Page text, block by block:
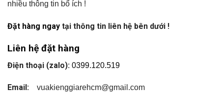
nhiều thông tin bổ ích !
Đặt hàng ngay tại thông tin liên hệ bên dưới !
Liên hệ đặt hàng
Điện thoại (zalo): 0399.120.519
Email: vuakienggiarehcm@gmail.com